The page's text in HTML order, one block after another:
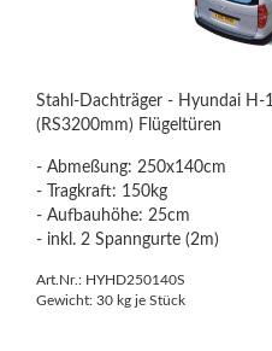
Stahl-Dachträger - Hyundai
(RS3200mm) Flügeltüren
- Abmeßung: 250x140cm
- Tragkraft: 150kg
- Aufbauhöhe: 25cm
- inkl. 2 Spanngurte (2m)
Art.Nr.: HYHD250140S
Gewicht: 30 kg je Stück